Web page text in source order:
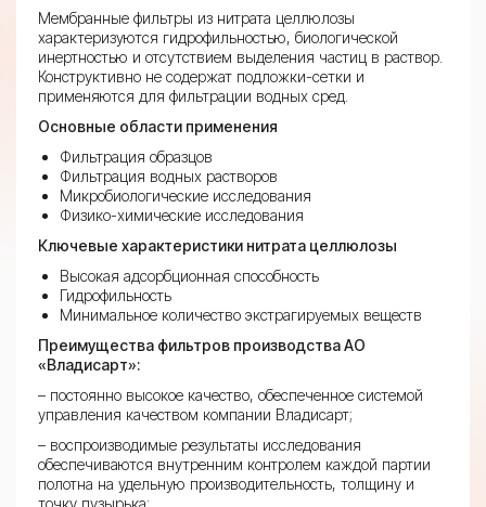
Мембранные фильтры из нитрата целлюлозы
характеризуются гидрофильностью, биологической
инертностью и отсутствием выделения частиц в раствор.
Конструктивно не содержат подложки-сетки и
применяются для фильтрации водных сред.
Основные области применения
Фильтрация образцов
Фильтрация водных растворов
Микробиологические исследования
Физико-химические исследования
Ключевые характеристики нитрата целлюлозы
Высокая адсорбционная способность
Гидрофильность
Минимальное количество экстрагируемых веществ
Преимущества фильтров производства АО
«Владисарт»:
– постоянно высокое качество, обеспеченное системой
управления качеством компании Владисарт;
– воспроизводимые результаты исследования
обеспечиваются внутренним контролем каждой партии
полотна на удельную производительность, толщину и